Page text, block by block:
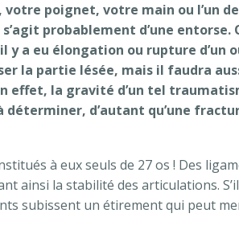
votre poignet, votre main ou l’un
probablement d’une entorse.
y a eu élongation ou rupture d’un
la partie lésée, mais il faudra
effet, la gravité d’un tel
d’autant qu’une
à eux seuls de 27 os ! Des
ainsi la stabilité des articulations.
subissent un étirement qui peut